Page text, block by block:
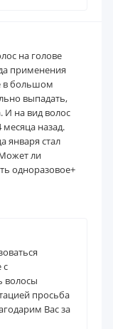
на голове
применения
в большом
выпадать,
на вид волос
назад.
января стал
ли
одноразовое+
с
волосы
просьба
Вас за